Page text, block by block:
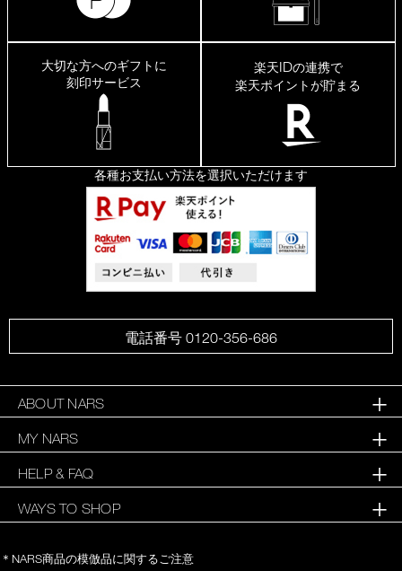
大切な方へのギフトに
刻印サービス
楽天IDの連携で
楽天ポイントが貯まる
各種お支払い方法を選択いただけます
電話番号 0120-356-686
ABOUT NARS
MY NARS
HELP & FAQ
WAYS TO SHOP
＊NARS商品の模倣品に関するご注意